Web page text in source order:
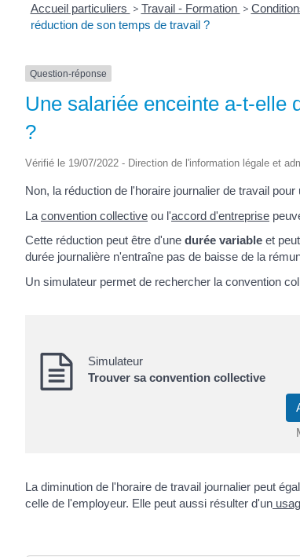
Accueil particuliers > Travail - Formation >
réduction de son temps de travail ?
Question-réponse
Une salariée enceinte a-t-elle
?
Vérifié le 19/07/2022 - Direction de l'information légale et
Non, la réduction de l'horaire journalier de travail
La convention collective ou l'accord d'entreprise
Cette réduction peut être d'une durée variable et
durée journalière n'entraîne pas de baisse de la
Un simulateur permet de rechercher la convention
Simulateur
Trouver sa convention collective
La diminution de l'horaire de travail journalier peut
celle de l'employeur. Elle peut aussi résulter d'un